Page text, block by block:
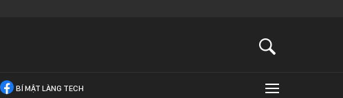
BÍ MẬT LÀNG TECH